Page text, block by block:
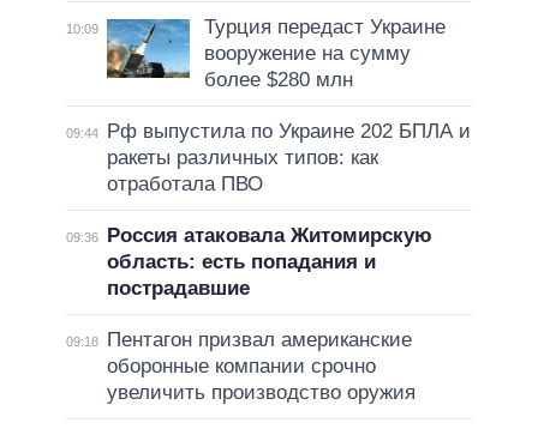
10:09
Турция передаст Украине
вооружение на сумму
более $280 млн
09:44
Рф выпустила по Украине 202 БПЛА и
ракеты различных типов: как
отработала ПВО
09:36
Россия атаковала Житомирскую
область: есть попадания и
пострадавшие
09:18
Пентагон призвал американские
оборонные компании срочно
увеличить производство оружия